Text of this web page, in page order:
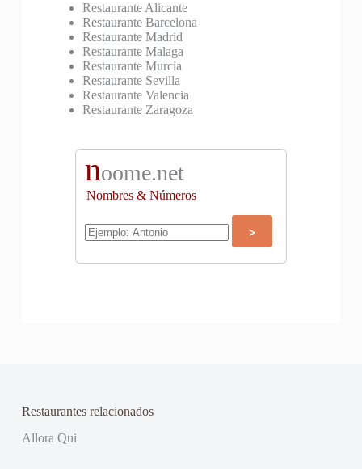
Restaurante Alicante
Restaurante Barcelona
Restaurante Madrid
Restaurante Malaga
Restaurante Murcia
Restaurante Sevilla
Restaurante Valencia
Restaurante Zaragoza
noome.net
Nombres & Números
Restaurantes relacionados
Allora Qui